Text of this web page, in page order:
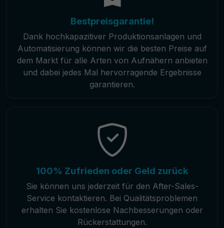
Bestpreisgarantie!
Dank hochkapazitiver Produktionsanlagen und
Automatisierung können wir die besten Preise auf
dem Markt für alle Arten von Aufnähern anbieten
und dabei jedes Mal hervorragende Ergebnisse
garantieren.
100% Zufrieden oder Geld zurück
Sie können uns jederzeit für den After-Sales-
Service kontaktieren. Bei Qualitätsproblemen
erhalten Sie kostenlose Nachbesserungen oder
Rückerstattungen.